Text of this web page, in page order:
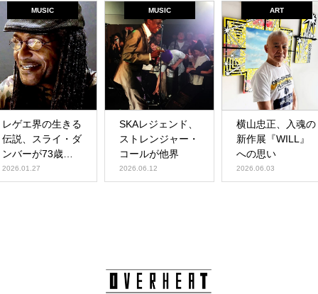
MUSIC
レゲエ界の生きる
伝説、スライ・ダ
ンバーが73歳で
他界
2026.01.27
MUSIC
SKAレジェンド、
ストレンジャー・
コールが他界
2026.06.12
ART
横山忠正、入魂の
新作展『WILL』
への思い
2026.06.03